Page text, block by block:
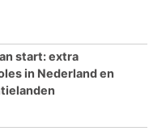
start: extra
in Nederland en